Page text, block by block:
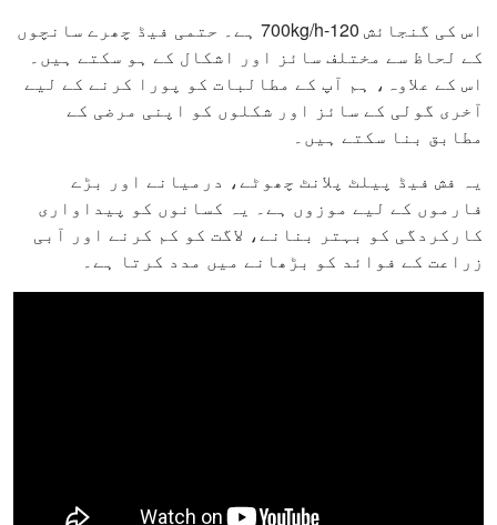
فروخت کے بعد
سروس
دستی، تنصیب، آن لائن اکثر پوچھے
گئے سوالات، ویڈیو سپورٹ، وغیرہ۔
اس کی گنجائش 120-700kg/h ہے۔ حتمی فیڈ چھرے سانچوں
کے لحاظ سے مختلف سائز اور اشکال کے ہو سکتے ہیں۔
اس کے علاوہ، ہم آپ کے مطالبات کو پورا کرنے کے لیے
آخری گولی کے سائز اور شکلوں کو اپنی مرضی کے
مطابق بنا سکتے ہیں۔
یہ فش فیڈ پیلٹ پلانٹ چھوٹے، درمیانے اور بڑے
فارموں کے لیے موزوں ہے۔ یہ کسانوں کو پیداواری
کارکردگی کو بہتر بنانے، لاگت کو کم کرنے اور آبی
زراعت کے فوائد کو بڑھانے میں مدد کرتا ہے۔